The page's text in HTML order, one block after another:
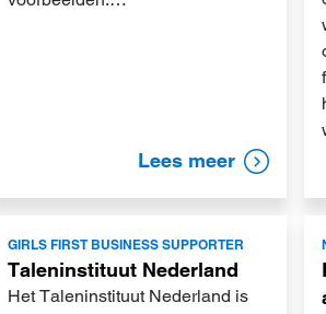
Lees meer
GIRLS FIRST BUSINESS SUPPORTER
Taleninstituut Nederland
Het Taleninstituut Nederland is
meer